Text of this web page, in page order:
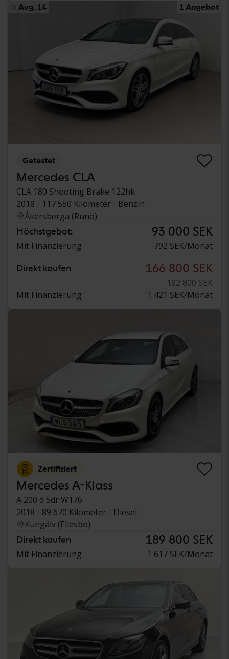
Aug. 14 1 Angebot
Getestet
Mercedes CLA
CLA 180 Shooting Brake 122hk
2018
117 550 Kilometer
Benzin
Åkersberga (Runö)
Höchstgebot: 93 000 SEK
Mit Finanzierung 792 SEK/Monat
Direkt kaufen 166 800 SEK
182 800 SEK
Mit Finanzierung
1 421 SEK/Monat
Zertifiziert
Mercedes A-Klass
A 200 d 5dr W176
2018
89 670 Kilometer
Diesel
Kungälv (Ellesbo)
Direkt kaufen 189 800 SEK
Mit Finanzierung 1 617 SEK/Monat